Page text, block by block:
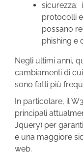
sicurezza:
protocolli
possano
phishing e
Negli ultimi anni,
cambiamenti di
sono fatti più
In particolare, il
principali
Jquery) per
e una maggiore
web.